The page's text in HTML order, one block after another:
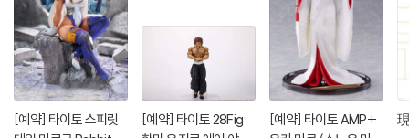
[예약] 타이토 스피릿
[예약] 타이토 28Fig
[예약] 타이토 AMP+